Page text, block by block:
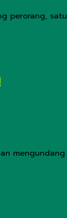
perorang,